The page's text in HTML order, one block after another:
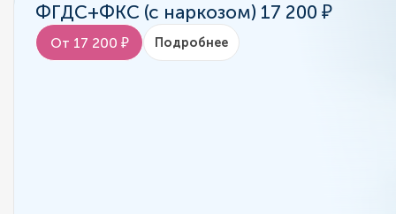
ФГДС+ФКС (с наркозом) 17 200 ₽
От 17 200 ₽ Подробнее